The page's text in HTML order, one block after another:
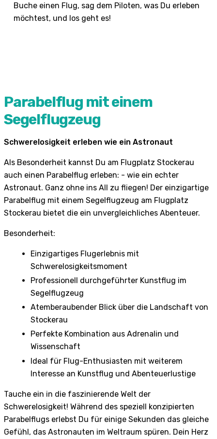
Buche einen Flug, sag dem Piloten, was Du erleben
möchtest, und los geht es!
Parabelflug mit einem
Segelflugzeug
Schwerelosigkeit erleben wie ein Astronaut
Als Besonderheit kannst Du am Flugplatz Stockerau
auch einen Parabelflug erleben: - wie ein echter
Astronaut. Ganz ohne ins All zu fliegen! Der einzigartige
Parabelflug mit einem Segelflugzeug am Flugplatz
Stockerau bietet die ein unvergleichliches Abenteuer.
Besonderheit:
Einzigartiges Flugerlebnis mit
Schwerelosigkeitsmoment
Professionell durchgeführter Kunstflug im
Segelflugzeug
Atemberaubender Blick über die Landschaft von
Stockerau
Perfekte Kombination aus Adrenalin und
Wissenschaft
Ideal für Flug-Enthusiasten mit weiterem
Interesse an Kunstflug und Abenteuerlustige
Tauche ein in die faszinierende Welt der
Schwerelosigkeit! Während des speziell konzipierten
Parabelflugs erlebst Du für einige Sekunden das gleiche
Gefühl, das Astronauten im Weltraum spüren. Dein Herz